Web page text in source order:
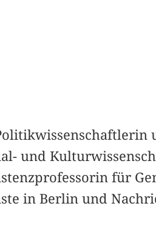
und
für
in Berlin und